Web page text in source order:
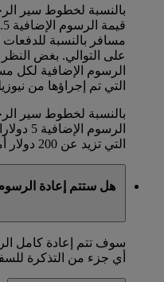
بالنسبة لخطوط سير
على التوالي. بغض
التي تم إجراؤها من
بالنسبة لخطوط سير
الرسوم
التي تزيد عن 200 دولار أميركي.
هل ستتم إعادة
سوف تتم إعادة كامل
أي جزء من التذكرة